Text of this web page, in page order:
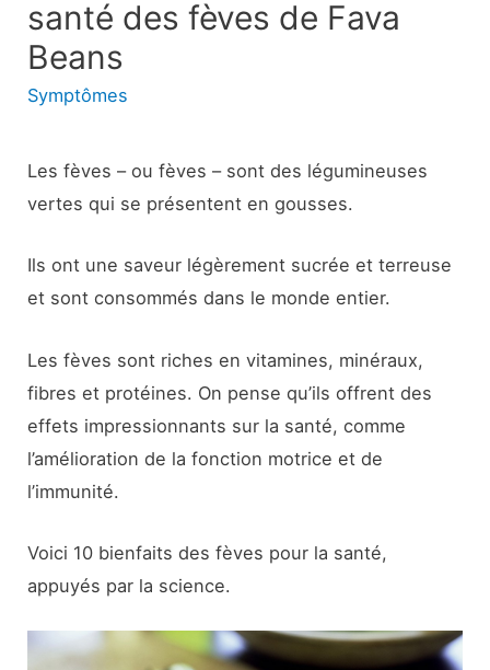
santé des fèves de Fava
Beans
Symptômes
Les fèves – ou fèves – sont des légumineuses
vertes qui se présentent en gousses.
Ils ont une saveur légèrement sucrée et terreuse
et sont consommés dans le monde entier.
Les fèves sont riches en vitamines, minéraux,
fibres et protéines. On pense qu’ils offrent des
effets impressionnants sur la santé, comme
l’amélioration de la fonction motrice et de
l’immunité.
Voici 10 bienfaits des fèves pour la santé,
appuyés par la science.